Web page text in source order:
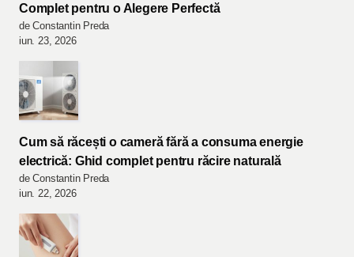
Complet pentru o Alegere Perfectă
de Constantin Preda
iun. 23, 2026
Cum să răcești o cameră fără a consuma energie
electrică: Ghid complet pentru răcire naturală
de Constantin Preda
iun. 22, 2026